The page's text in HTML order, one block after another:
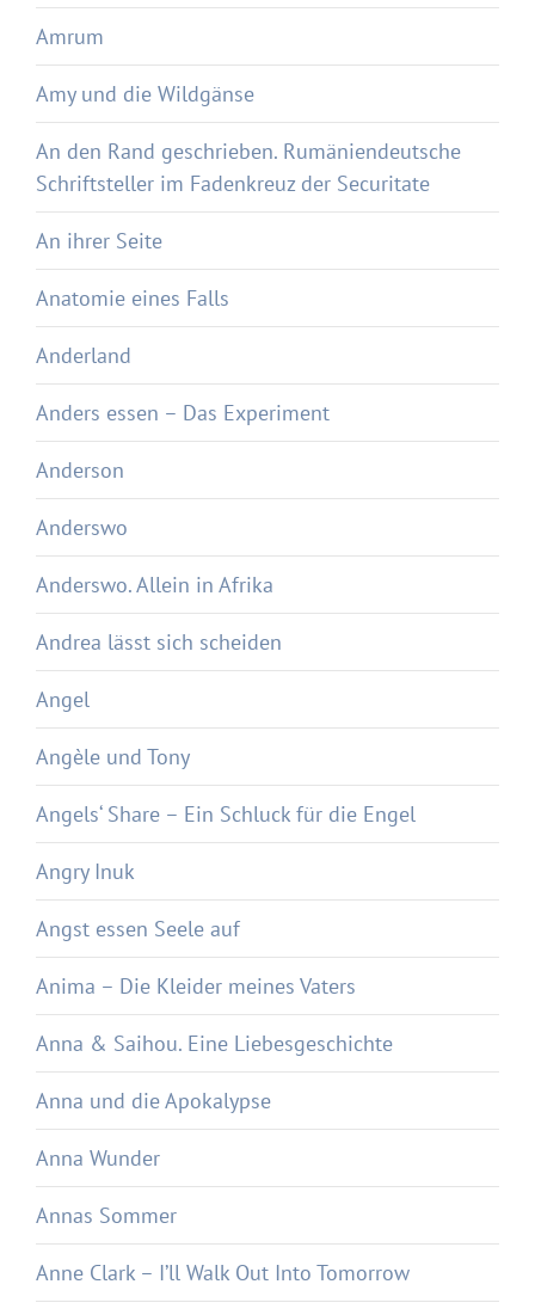
Amrum
Amy und die Wildgänse
An den Rand geschrieben. Rumäniendeutsche
Schriftsteller im Fadenkreuz der Securitate
An ihrer Seite
Anatomie eines Falls
Anderland
Anders essen – Das Experiment
Anderson
Anderswo
Anderswo. Allein in Afrika
Andrea lässt sich scheiden
Angel
Angèle und Tony
Angels‘ Share – Ein Schluck für die Engel
Angry Inuk
Angst essen Seele auf
Anima – Die Kleider meines Vaters
Anna & Saihou. Eine Liebesgeschichte
Anna und die Apokalypse
Anna Wunder
Annas Sommer
Anne Clark – I’ll Walk Out Into Tomorrow